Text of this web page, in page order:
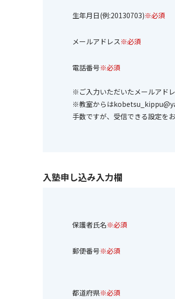
生年月日(例:20130703)※必須
メールアドレス ※必須
電話番号※必須
※ご入力いただいたメールアド
※教室からは
手数ですが、受信できる設定を
入塾申し込み入力欄
保護者氏名※必須
郵便番号※必須
都道府県※必須